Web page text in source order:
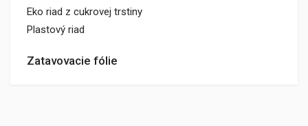
Eko riad z cukrovej trstiny
Plastový riad
Zatavovacie fólie